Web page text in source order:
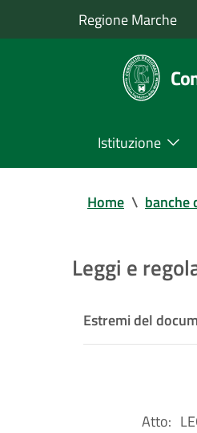
Regione Marche
Istituzione
Home \ banche
Leggi e
Estremi del
Atto: